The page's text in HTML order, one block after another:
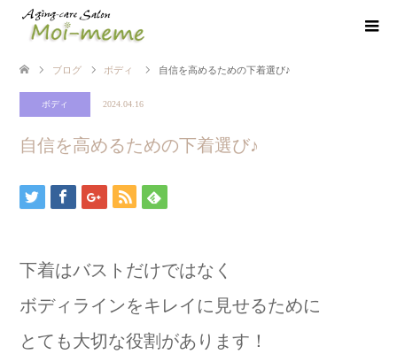
ブログ ボディ 自信を高めるための下着選び♪
ボディ 2024.04.16
自信を高めるための下着選び♪
下着はバストだけではなく
ボディラインをキレイに見せるために
とても大切な役割があります！